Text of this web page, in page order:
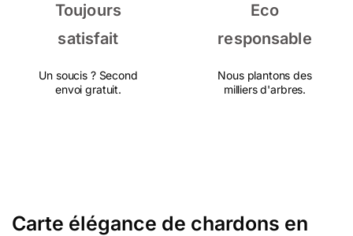
Toujours
satisfait
Un soucis ? Second
envoi gratuit.
Eco
responsable
Nous plantons des
milliers d'arbres.
Carte élégance de chardons en